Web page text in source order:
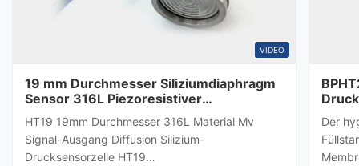
VIDEO
19 mm Durchmesser Siliziumdiaphragm
Sensor 316L Piezoresistiver
Drucksensor
HT19 19mm Durchmesser 316L Material Mv
Signal-Ausgang Diffusion Silizium-
Drucksensorzelle HT19
Der